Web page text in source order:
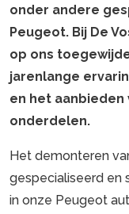
onder andere
Peugeot. Bij De
op ons
jarenlange
en het
onderdelen.
Het demonteren
gespecialiseerd en
in onze Peugeot